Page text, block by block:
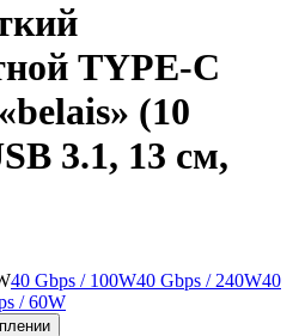
TYPE-C
(10
3.1, 13 см,
40 Gbps / 100W40 Gbps / 240W40
/ 60W